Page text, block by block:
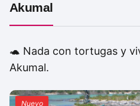
Akumal
🐢 Nada con tortugas y
Akumal.
Nuevo